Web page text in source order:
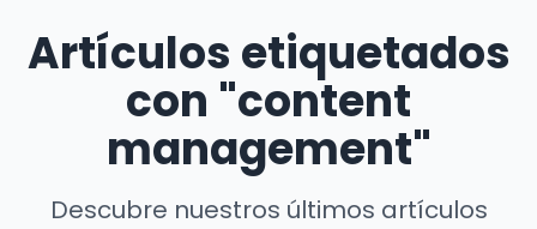
Artículos etiquetados
con "content
management"
Descubre nuestros últimos artículos